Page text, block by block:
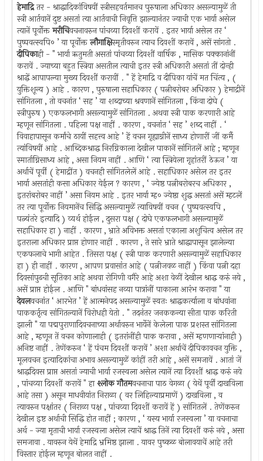
हेमाद्रितर - श्राद्धादिकांविषयीं स्त्रीसहवर्तमानच पुरुषाला अधिकार असल्यामुळें ती
स्त्री आर्तवानें दुष्ट असतां त्या आर्तवाची निवृत्ति झाल्यानंतर ज्याची एक भार्या असेल
त्यानें पूर्वोक्तमरीचिवचनावरुन पांचव्या दिवशीं करावें . इतर भार्या असेल तर ‘
पुष्पवत्स्वपि० ’ या पूर्वोक्तलौगाक्षिस्मृतीवरुन त्याच दिवशीं करावें , असें सांगतो .
दीपिकाही - " भार्या ऋतुमती असतां पांचव्या दिवशीं वार्षिक , मासिक पक्कानांनीं
करावें . ज्याच्या बहुत स्त्रिया असतील त्याची इतर स्त्री अधिकारी असतां तीं दोन्ही
श्राद्धें आपापल्या मुख्य दिवशीं करावीं . " हें हेमाद्रि व दीपिका यांचें मत चिंत्य , (
युक्तिशून्य ) आहे . कारण , पुरुषाला सहाधिकार ( पत्नीबरोबर अधिकार ) हेमाद्रीनें
सांगितला , तो वचनांत ‘ सह ’ या शब्दाच्या श्रवणानें सांगितला , किंवा दोघे (
स्त्रीपुरुष ) एकफलभागी असल्यामुळें सांगितला . अथवा स्त्री पाक करणारी आहे
म्हणून सांगितला . पहिला पक्ष नाहीं . कारण , वचनांत ‘ सह ’ शब्द नाहीं . ‘
विवाहापासून कर्मांचे ठायीं सहत्त्व आहे ’ हें वचन गृह्याग्नीनें साध्य होणारीं जीं कर्मै
त्यांविषयीं आहे . आब्दिकश्राद्ध निरग्निकाला देखील पाकानें सांगितलें आहे ; म्हणून
स्मार्ताग्निसाध्य आहे , असा नियम नाहीं . आणि ‘ त्या स्त्रियेला गृहांतरीं ठेऊन ’ या
अर्थाचें पूर्वीं ( हेमाद्रींत ) वचनही सांगितलेलें आहे . सहाधिकार असेल तर इतर
भार्या असतांही कसा अधिकार येईल ? कारण , ‘ ज्येष्ठ पत्नीबरोबरच अधिकार ,
इतरांबरोबर नाहीं ’ असा नियम आहे . इतर भार्या म्ह० ज्येष्ठा शुद्ध असतां असें म्हटलें
तर त्या पूर्वोक्त नियमानेंच सिद्धि असल्यामुळें त्याविषयीं वचन ( पुष्पवत्स्वपि ,
पत्न्यंतरे इत्यादि ) व्यर्थ होईल , दुसरा पक्ष ( दोघे एकफलभागी असल्यामुळें
सहाधिकार हा ) नाहीं . कारण , भ्राते अविभक्त असतां एकाला अशुचित्व असेल तर
इतराला अधिकार प्राप्त होणार नाहीं . कारण , ते सारे भ्राते श्राद्धापासून झालेल्या
एकफलाचे भागी आहेत . तिसरा पक्ष ( स्त्री पाक करणारी असल्यामुळें सहाधिकार
हा ) ही नाहीं . कारण , आपण प्रवासांत आहे ( पत्नीजवळ नाहीं ) किंवा पत्नी दहा
दिवसांपुढची सूतिका आहे अथवा रोगिणी वगैरे आहे अशा वेळीं देखील श्राद्ध करुं नये ,
असें प्राप्त होईल . आणि " बांधवांसह नव्या पात्रांनीं पाकाला आरंभ करावा " या
देवलवचनांत ‘ आरभेत ’ हें आत्मनेपद असल्यामुळें स्वतः श्राद्धकर्त्याला व बांधवांना
पाककर्तृत्व सांगितल्यानें विरोधही येतो . " तदनंतर जनककन्या सीता पाक करिती
झाली " या पद्मपुराणादिवचनाच्या अर्थावरुन भार्येनें केलेला पाक प्रशस्त सांगितला
आहे , म्हणून तें वचन कोणालाही ( इतरांनींही पाक करावा , असें म्हणणार्‍यांनाही )
अनिष्ट नाहीं . तेणेंकरुन ‘ हें पंचम दिवशीं करावें ’ अशा अर्थाचें दीपिकावचन युक्ति ,
मूलवचन इत्यादिकांचा अभाव असल्यामुळें कांहीं तरी आहे , असें समजावें . आतां जें
श्राद्धदिवस प्राप्त असतां ज्याची भार्या रजस्वला असेल त्यानें त्या दिवशीं श्राद्ध करुं नये
, पांचव्या दिवशीं करावें " हाश्लोक गौतमवचनाचा पाठ वेगळा ( येथें पूर्वीं दाखविला
आहे तसा ) असून माधवीयांत निराळा ( वर लिहिल्याप्रमाणें ) दाखविला , व
त्यावरुन पक्षांतर ( निराळा पक्ष , पांचव्या दिवशीं करावें हें ) सांगितलें . तेणेंकरुन
देखील इष्ट अर्थाची सिद्धि होत नाहीं ; कारण , ‘ यस्य भार्या रजस्वला ’ या वचनाचा
अर्थ - ज्या मृताची भार्या रजस्वला असेल त्याचें श्राद्ध तिनें त्या दिवशीं करुं नये , असा
समजावा . यावरुन येथें हेमाद्रि भ्रमिष्ठ झाला . यावर पुष्कळ बोलावयाचें आहे तरी
विस्तार होईल म्हणून बोलत नाहीं .